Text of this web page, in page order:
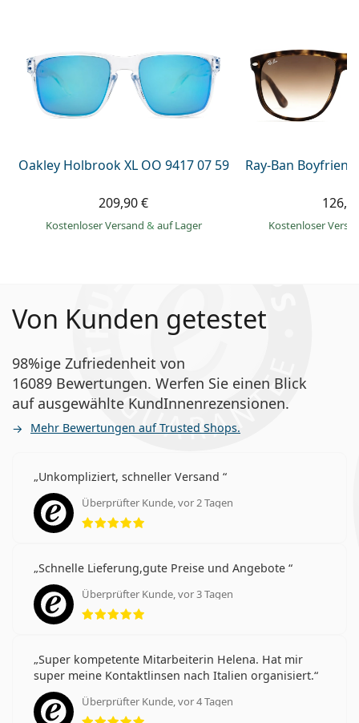
Oakley Holbrook XL OO 9417 07 59
209,90 €
Kostenloser Versand & auf Lager
Ray-Ban
Kostenloser
Von Kunden getestet
98%ige Zufriedenheit von
16089 Bewertungen. Werfen Sie einen Blick
auf ausgewählte KundInnenrezensionen.
Mehr Bewertungen auf Trusted Shops.
Unkompliziert, schneller Versand
Überprüfter Kunde, vor 2 Tagen
Bewertung 5 aus 5
Schnelle Lieferung,gute Preise und Angebote
Überprüfter Kunde, vor 3 Tagen
Bewertung 5 aus 5
Super kompetente Mitarbeiterin Helena. Hat mir
super meine Kontaktlinsen nach Italien organisiert.
Überprüfter Kunde, vor 4 Tagen
Bewertung 5 aus 5